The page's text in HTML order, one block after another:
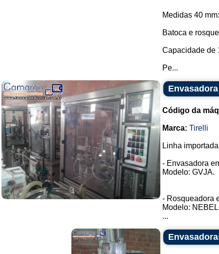
Medidas 40
Batoca e
Capacidade de
Pe...
Código da
Marca: Tirelli
Linha
- Envasadora
Modelo: GVJA.
- Rosqueadora
Modelo: NEBEL
...